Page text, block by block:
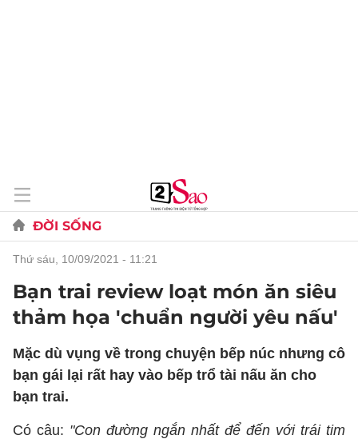
ĐỜI SỐNG
thứ sáu, 10/09/2021 - 11:21
Bạn trai review loạt món ăn siêu
thảm họa 'chuẩn người yêu nấu'
Mặc dù vụng về trong chuyện bếp núc nhưng cô
bạn gái lại rất hay vào bếp trổ tài nấu ăn cho
bạn trai.
Có câu: "Con đường ngắn nhất để đến với trái tim